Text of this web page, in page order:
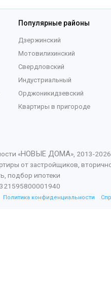
Популярные районы
Дзержинский
Мотовилихинский
Свердловский
Индустриальный
Орджоникидзевский
Квартиры в пригороде
«НОВЫЕ ДОМА», 2013-2026
от застройщиков,
подбор ипотеки
Политика конфиденциальности